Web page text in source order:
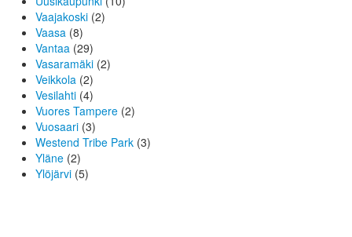
Vaajakoski (2)
Vaasa (8)
Vantaa (29)
Vasaramäki (2)
Veikkola (2)
Vesilahti (4)
Vuores Tampere (2)
Vuosaari (3)
Westend Tribe Park (3)
Yläne (2)
Ylöjärvi (5)